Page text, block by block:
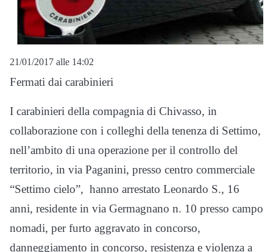
21/01/2017 alle 14:02
Fermati dai carabinieri
I carabinieri della compagnia di Chivasso, in
collaborazione con i colleghi della tenenza di Settimo,
nell’ambito di una operazione per il controllo del
territorio, in via Paganini, presso centro commerciale
“Settimo cielo”, hanno arrestato Leonardo S., 16
anni, residente in via Germagnano n. 10 presso campo
nomadi, per furto aggravato in concorso,
danneggiamento in concorso, resistenza e violenza a